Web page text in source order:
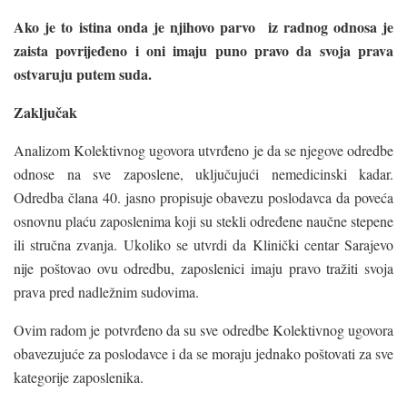
Ako je to istina onda je njihovo parvo iz radnog odnosa je
zaista povrijeđeno i oni imaju puno pravo da svoja prava
ostvaruju putem suda.
Zaključak
Analizom Kolektivnog ugovora utvrđeno je da se njegove odredbe
odnose na sve zaposlene, uključujući nemedicinski kadar.
Odredba člana 40. jasno propisuje obavezu poslodavca da poveća
osnovnu plaću zaposlenima koji su stekli određene naučne stepene
ili stručna zvanja. Ukoliko se utvrdi da Klinički centar Sarajevo
nije poštovao ovu odredbu, zaposlenici imaju pravo tražiti svoja
prava pred nadležnim sudovima.
Ovim radom je potvrđeno da su sve odredbe Kolektivnog ugovora
obavezujuće za poslodavce i da se moraju jednako poštovati za sve
kategorije zaposlenika.